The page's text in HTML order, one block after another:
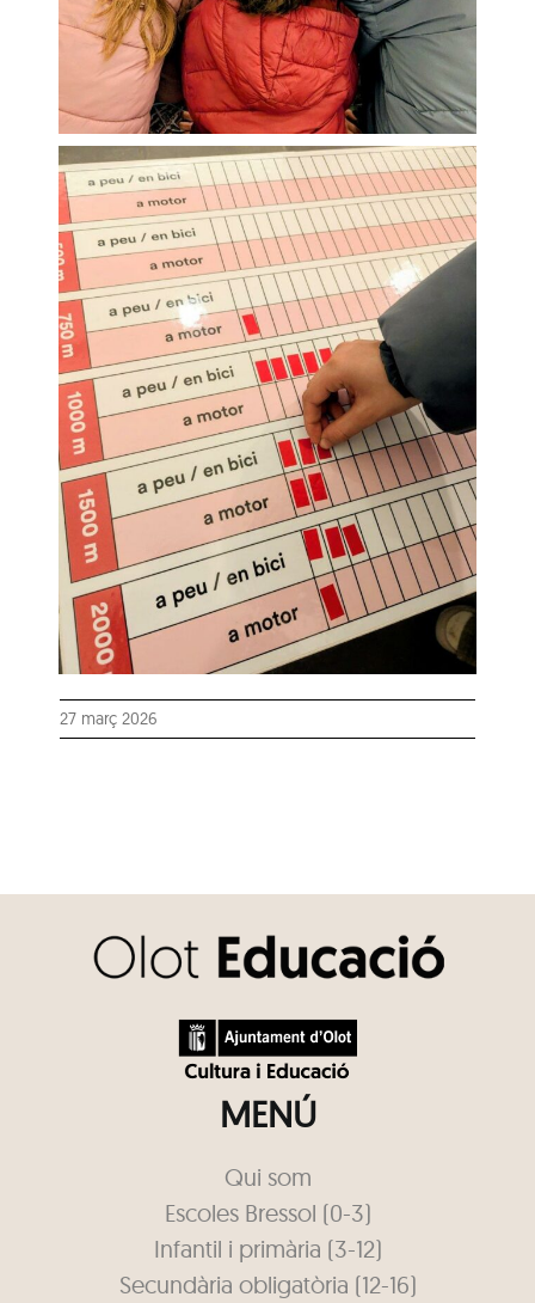
27 març 2026
MENÚ
Qui som
Escoles Bressol (0-3)
Infantil i primària (3-12)
Secundària obligatòria (12-16)